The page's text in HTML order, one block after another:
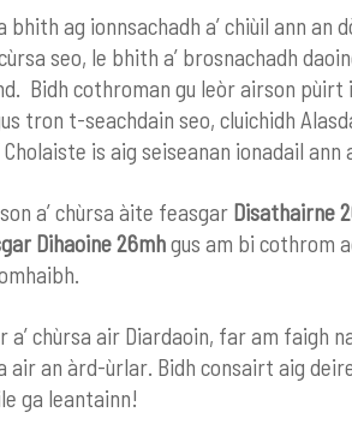
bhith ag ionnsachadh a’ chiùil ann an
seo, le bhith a’ brosnachadh
Bidh cothroman gu leòr airson pùirt
tron t-seachdain seo, cluichidh
Cholaiste is aig seiseanan ionadail ann
a’ chùrsa àite feasgar Disathairne
Dihaoine 26mhgus am bi cothrom
a’ chùrsa air Diardaoin, far am faigh
air an àrd-ùrlar. Bidh consairt aig
ga leantainn!